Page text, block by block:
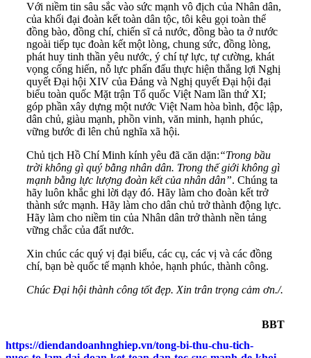
Với niềm tin sâu sắc vào sức mạnh vô địch của Nhân dân,
của khối đại đoàn kết toàn dân tộc, tôi kêu gọi toàn thể
đồng bào, đồng chí, chiến sĩ cả nước, đồng bào ta ở nước
ngoài tiếp tục đoàn kết một lòng, chung sức, đồng lòng,
phát huy tinh thần yêu nước, ý chí tự lực, tự cường, khát
vọng cống hiến, nỗ lực phấn đấu thực hiện thắng lợi Nghị
quyết Đại hội XIV của Đảng và Nghị quyết Đại hội đại
biểu toàn quốc Mặt trận Tổ quốc Việt Nam lần thứ XI;
góp phần xây dựng một nước Việt Nam hòa bình, độc lập,
dân chủ, giàu mạnh, phồn vinh, văn minh, hạnh phúc,
vững bước đi lên chủ nghĩa xã hội.
Chủ tịch Hồ Chí Minh kính yêu đã căn dặn:“Trong bầu
trời không gì quý bằng nhân dân. Trong thế giới không gì
mạnh bằng lực lượng đoàn kết của nhân dân”. Chúng ta
hãy luôn khắc ghi lời dạy đó. Hãy làm cho đoàn kết trở
thành sức mạnh. Hãy làm cho dân chủ trở thành động lực.
Hãy làm cho niềm tin của Nhân dân trở thành nền tảng
vững chắc của đất nước.
Xin chúc các quý vị đại biểu, các cụ, các vị và các đồng
chí, bạn bè quốc tế mạnh khỏe, hạnh phúc, thành công.
Chúc Đại hội thành công tốt đẹp. Xin trân trọng cảm ơn./.
BBT
https://diendandoanhnghiep.vn/tong-bi-thu-chu-tich-